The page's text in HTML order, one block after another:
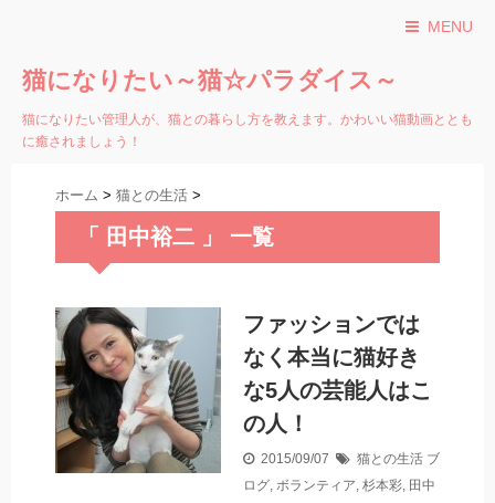
MENU
猫になりたい～猫☆パラダイス～
猫になりたい管理人が、猫との暮らし方を教えます。かわいい猫動画ととも
に癒されましょう！
ホーム > 猫との生活 >
「 田中裕二 」 一覧
ファッションでは
なく本当に猫好き
な5人の芸能人はこ
の人！
2015/09/07 猫との生活 ブ
ログ, ボランティア, 杉本彩, 田中